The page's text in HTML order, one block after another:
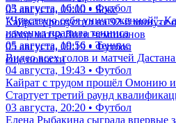
05 августа, 09:00 • Бокс
Кайрат пропустил на 92-й минуте
обзор матча Лиги чемпионов
05 августа, 00:19 • Футбол
еще новости
03 августа, 16:10 • Футбол
"Чувствую себя уничтоженной".
изменил правила тенниса
05 августа, 19:56 • Теннис
Видео всех голов и матчей
04 августа, 19:43 • Футбол
Кайрат с трудом прошёл Омонию
Стартует третий раунд
03 августа, 20:20 • Футбол
Елена Рыбакина сыграла впервые